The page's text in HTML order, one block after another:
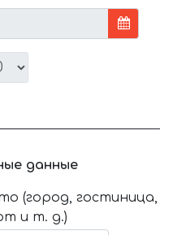
данные
(город, гостиница,
и т. д.)